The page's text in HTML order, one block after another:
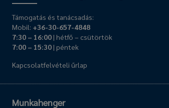
Támogatás és tanácsadás:
Mobil: +36-30-657-4848
7:30 – 16:00| hétfő – csütörtök
7:00 – 15:30| péntek
Kapcsolatfelvételi űrlap
Munkahenger